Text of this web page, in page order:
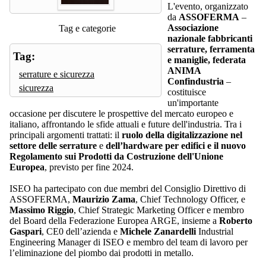
Tag e categorie
Tag:
serrature e sicurezza
sicurezza
L'evento, organizzato
da ASSOFERMA –
Associazione
nazionale fabbricanti
serrature, ferramenta
e maniglie, federata
ANIMA
Confindustria –
costituisce
un'importante
occasione per discutere le prospettive del mercato europeo e
italiano, affrontando le sfide attuali e future dell'industria. Tra i
principali argomenti trattati: il ruolo della digitalizzazione nel
settore delle serrature e dell’hardware per edifici e il nuovo
Regolamento sui Prodotti da Costruzione dell'Unione
Europea, previsto per fine 2024.
ISEO ha partecipato con due membri del Consiglio Direttivo di
ASSOFERMA, Maurizio Zama, Chief Technology Officer, e
Massimo Riggio, Chief Strategic Marketing Officer e membro
del Board della Federazione Europea ARGE, insieme a Roberto
Gaspari, CE0 dell’azienda e Michele Zanardelli Industrial
Engineering Manager di ISEO e membro del team di lavoro per
l’eliminazione del piombo dai prodotti in metallo.